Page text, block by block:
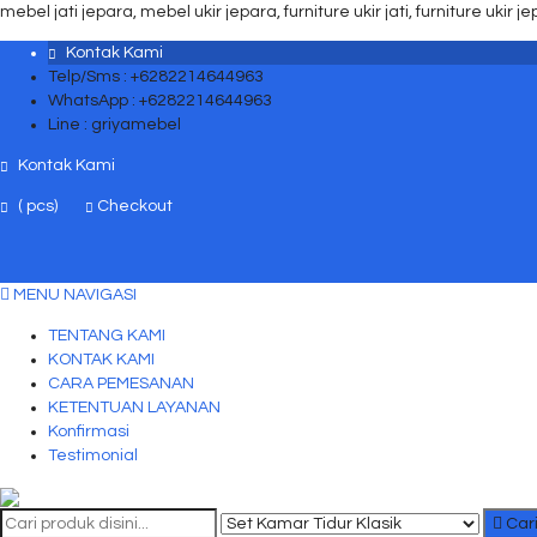
mebel jati jepara, mebel ukir jepara, furniture ukir jati, furniture ukir
Kontak Kami
Telp/Sms : +6282214644963
WhatsApp : +6282214644963
Line : griyamebel
Kontak Kami
( pcs) Checkout
MENU NAVIGASI
TENTANG KAMI
KONTAK KAMI
CARA PEMESANAN
KETENTUAN LAYANAN
Konfirmasi
Testimonial
Cari